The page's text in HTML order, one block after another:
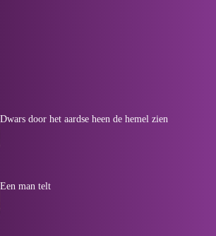
Dwars door het aardse heen de hemel zien
Een man telt